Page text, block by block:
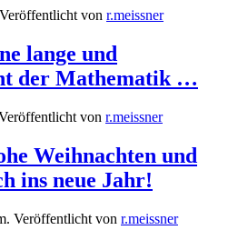
Veröffentlicht von r.meissner
lange und
der Mathematik …
von r.meissner
Weihnachten und
ins neue Jahr!
Veröffentlicht von r.meissner